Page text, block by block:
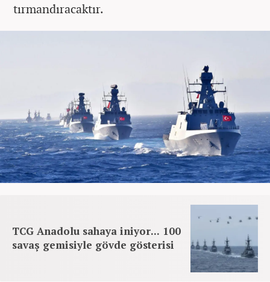
tırmandıracaktır.
TCG Anadolu sahaya iniyor... 100
savaş gemisiyle gövde gösterisi